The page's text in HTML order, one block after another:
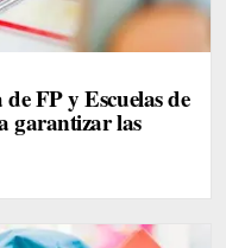
FP y Escuelas de
garantizar las